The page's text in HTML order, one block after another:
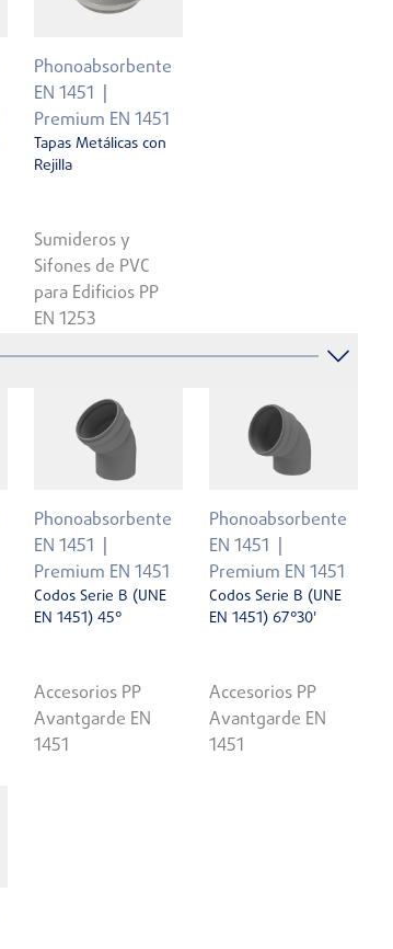
Phonoabsorbente
EN 1451
Premium EN 1451
Tapas Metálicas con
Rejilla
Sumideros y
Sifones de PVC
para Edificios PP
EN 1253
Phonoabsorbente
EN 1451
Premium EN 1451
Codos Serie B (UNE
EN 1451) 45°
Accesorios PP
Avantgarde EN
1451
Phonoabsorbente
EN 1451
Premium EN 1451
Codos Serie B (UNE
EN 1451) 67°30'
Accesorios PP
Avantgarde EN
1451